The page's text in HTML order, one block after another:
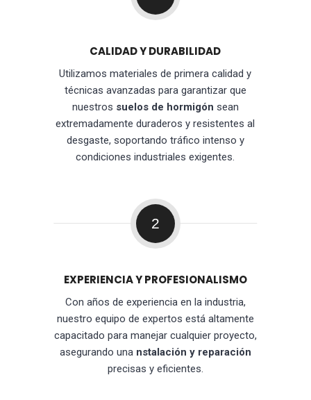
CALIDAD Y DURABILIDAD
Utilizamos materiales de primera calidad y
técnicas avanzadas para garantizar que
nuestros suelos de hormigón sean
extremadamente duraderos y resistentes al
desgaste, soportando tráfico intenso y
condiciones industriales exigentes.
2
EXPERIENCIA Y PROFESIONALISMO
Con años de experiencia en la industria,
nuestro equipo de expertos está altamente
capacitado para manejar cualquier proyecto,
asegurando una nstalación y reparación
precisas y eficientes.